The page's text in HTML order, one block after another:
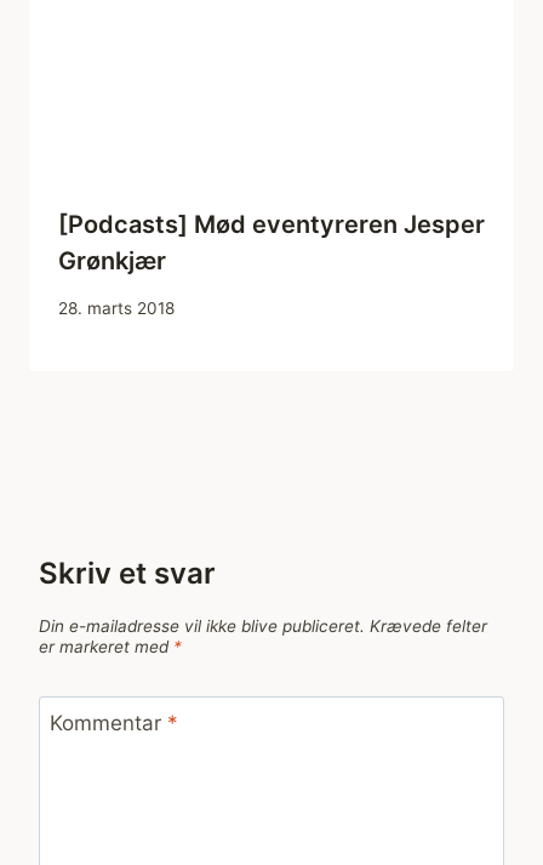
[Podcasts] Mød eventyreren Jesper
Grønkjær
28. marts 2018
Skriv et svar
Din e-mailadresse vil ikke blive publiceret. Krævede felter
er markeret med *
Kommentar *